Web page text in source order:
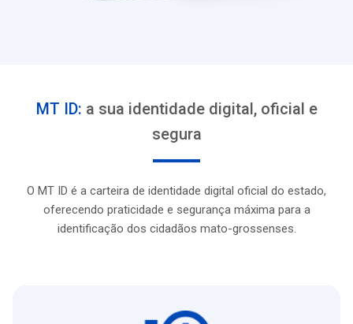
MT ID: a sua identidade digital, oficial e
segura
O MT ID é a carteira de identidade digital oficial do estado,
oferecendo praticidade e segurança máxima para a
identificação dos cidadãos mato-grossenses.